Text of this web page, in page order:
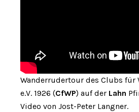
Wanderrudertour des Clubs für
e.V. 1926 (CfWP) auf der Lahn
Video von Jost-Peter Langner.